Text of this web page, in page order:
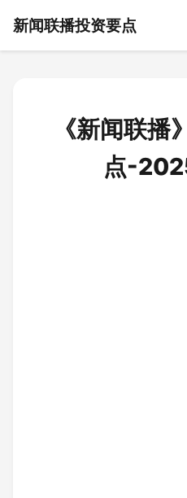
新闻联播投资要点
《新闻联播
点-